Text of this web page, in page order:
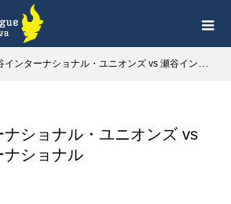
ンターナショナル・ユニオンズ vs 瀬谷インターナショナル
ショナル・ユニオンズ vs
ナショナル